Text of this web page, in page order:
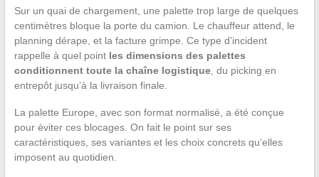
Sur un quai de chargement, une palette trop large de quelques
centimètres bloque la porte du camion. Le chauffeur attend, le
planning dérape, et la facture grimpe. Ce type d’incident
rappelle à quel point les dimensions des palettes
conditionnent toute la chaîne logistique, du picking en
entrepôt jusqu’à la livraison finale.
La palette Europe, avec son format normalisé, a été conçue
pour éviter ces blocages. On fait le point sur ses
caractéristiques, ses variantes et les choix concrets qu’elles
imposent au quotidien.